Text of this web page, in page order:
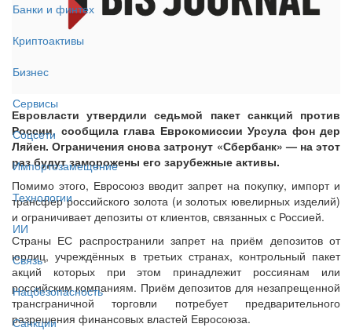
Банки и финтех
Криптоактивы
Бизнес
Сервисы
Соцсети
Импортозамещение
Технологии
ИИ
Связь
Нацбезопасность
Санкции
Евровласти утвердили седьмой пакет санкций против
России, сообщила глава Еврокомиссии Урсула фон дер
Ляйен. Ограничения снова затронут «Сбербанк» — на этот
раз будут заморожены его зарубежные активы.
Помимо этого, Евросоюз вводит запрет на покупку, импорт и
трансфер российского золота (и золотых ювелирных изделий)
и ограничивает депозиты от клиентов, связанных с Россией.
Страны ЕС распространили запрет на приём депозитов от
юрлиц, учреждённых в третьих странах, контрольный пакет
акций которых при этом принадлежит россиянам или
российским компаниям. Приём депозитов для незапрещенной
трансграничной торговли потребует предварительного
разрешения финансовых властей Евросоюза.